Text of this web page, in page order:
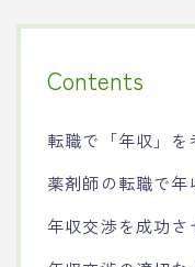
Contents
転職で「年収」
薬剤師の転職で年
年収交渉を成功